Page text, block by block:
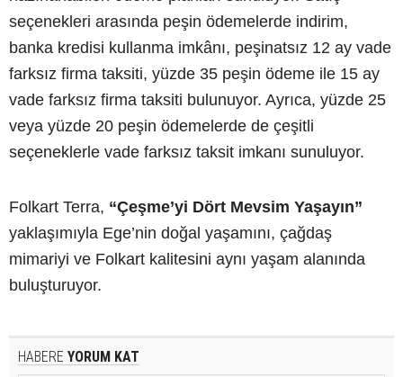
seçenekleri arasında peşin ödemelerde indirim,
banka kredisi kullanma imkânı, peşinatsız 12 ay vade
farksız firma taksiti, yüzde 35 peşin ödeme ile 15 ay
vade farksız firma taksiti bulunuyor. Ayrıca, yüzde 25
veya yüzde 20 peşin ödemelerde de çeşitli
seçeneklerle vade farksız taksit imkanı sunuluyor.
Folkart Terra, “Çeşme’yi Dört Mevsim Yaşayın”
yaklaşımıyla Ege’nin doğal yaşamını, çağdaş
mimariyi ve Folkart kalitesini aynı yaşam alanında
buluşturuyor.
HABERE YORUM KAT